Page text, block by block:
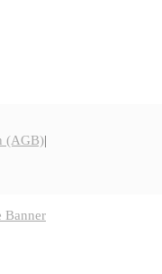
(AGB)
Banner